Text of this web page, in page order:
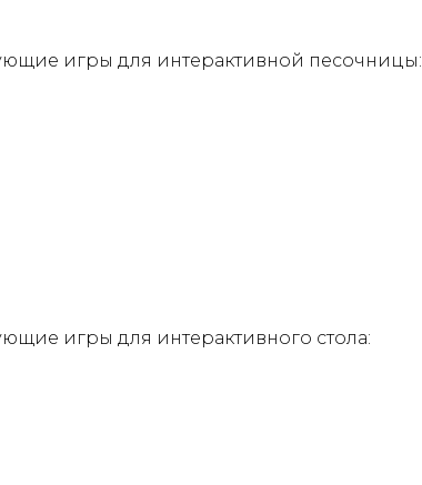
игры для интерактивной песочницы:
игры для интерактивного стола: